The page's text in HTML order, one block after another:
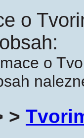
o
o
>